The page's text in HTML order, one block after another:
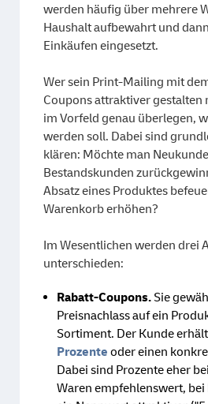
werden häufig über mehrere
Haushalt aufbewahrt und
Einkäufen eingesetzt.
Wer sein Print-Mailing mit
Coupons attraktiver gestalten
im Vorfeld genau überlegen,
werden soll. Dabei sind
klären: Möchte man
Bestandskunden
Absatz eines Produktes
Warenkorb erhöhen?
Im Wesentlichen werden drei
unterschieden:
Rabatt-Coupons.Sie
Preisnachlass auf ein
Sortiment. Der Kunde
Prozente oder einen
Dabei sind Prozente eher
Waren empfehlenswert, bei